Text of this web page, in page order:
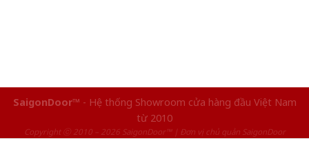
SaigonDoor™ - Hệ thống Showroom cửa hàng đầu Việt Nam
từ 2010
Copyright ⓒ 2010 – 2026 SaigonDoor™ | Đơn vị chủ quản SaigonDoor